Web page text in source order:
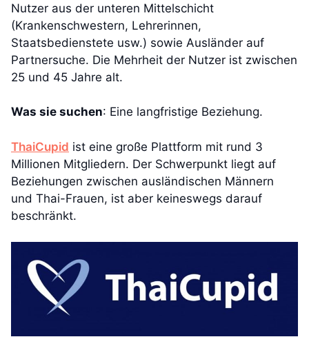
Nutzer aus der unteren Mittelschicht
(Krankenschwestern, Lehrerinnen,
Staatsbedienstete usw.) sowie Ausländer auf
Partnersuche. Die Mehrheit der Nutzer ist zwischen
25 und 45 Jahre alt.
Was sie suchen: Eine langfristige Beziehung.
ThaiCupid ist eine große Plattform mit rund 3
Millionen Mitgliedern. Der Schwerpunkt liegt auf
Beziehungen zwischen ausländischen Männern
und Thai-Frauen, ist aber keineswegs darauf
beschränkt.